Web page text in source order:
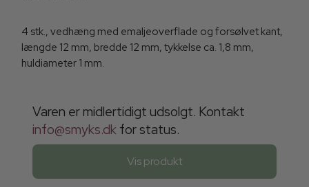
4 stk., vedhæng med emaljeoverflade og forsølvet kant,
længde 12 mm, bredde 12 mm, tykkelse ca. 1,8 mm,
huldiameter 1 mm.
Varen er midlertidigt udsolgt. Kontakt
info@smyks.dk for status.
Vis produkt